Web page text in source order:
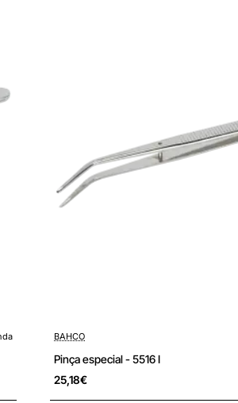
Pré-encomenda
BAHCO
Pinça especial - 5516 I
25,18€